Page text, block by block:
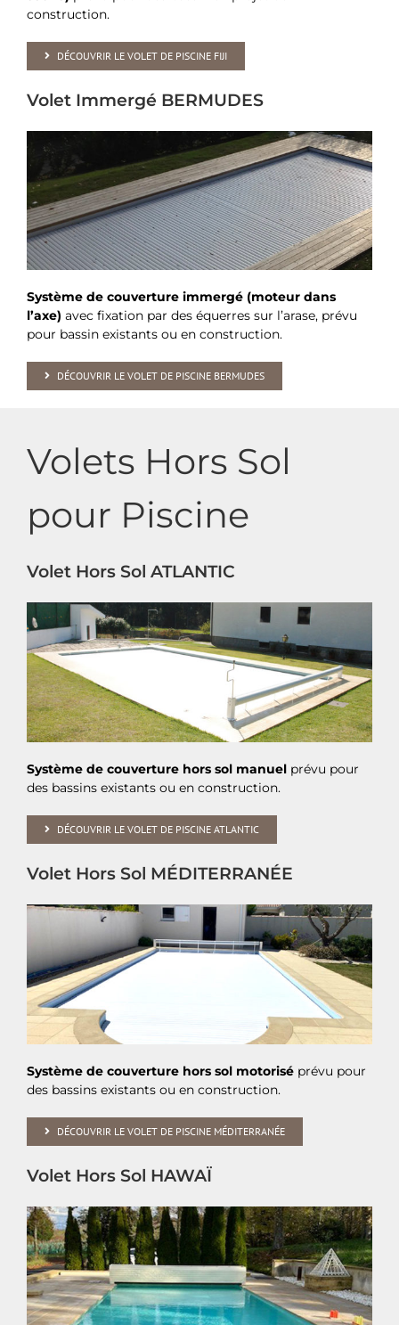
construction.
DÉCOUVRIR LE VOLET DE PISCINE FIJI
Volet Immergé BERMUDES
Système de couverture immergé (moteur dans
l’axe) avec fixation par des équerres sur l’arase, prévu
pour bassin existants ou en construction.
DÉCOUVRIR LE VOLET DE PISCINE BERMUDES
Volets Hors Sol
pour Piscine
Volet Hors Sol ATLANTIC
Système de couverture hors sol manuel prévu pour
des bassins existants ou en construction.
DÉCOUVRIR LE VOLET DE PISCINE ATLANTIC
Volet Hors Sol MÉDITERRANÉE
Système de couverture hors sol motorisé prévu pour
des bassins existants ou en construction.
DÉCOUVRIR LE VOLET DE PISCINE MÉDITERRANÉE
Volet Hors Sol HAWAÏ